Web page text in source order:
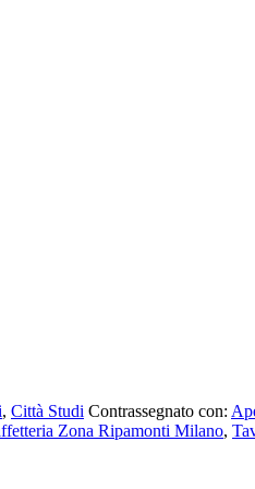
, Città Studi Contrassegnato con:
Zona Ripamonti Milano,